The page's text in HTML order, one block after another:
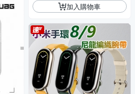
加入購物車